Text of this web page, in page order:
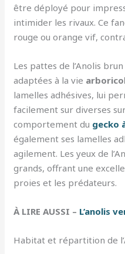
être déployé pour
intimider les rivaux. Ce
rouge ou orange vif,
Les pattes de l’Anolis
adaptées à la vie
lamelles adhésives, lui
facilement sur diverses
comportement du gecko
également ses lamelles
agilement. Les yeux de
grands, offrant une
proies et les prédateurs.
À LIRE AUSSI – L’anolis
Habitat et répartition de